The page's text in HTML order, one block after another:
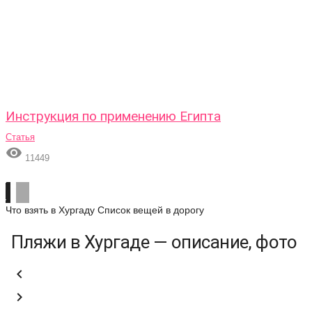
Инструкция по применению Египта
Статья
 11449
Что взять в Хургаду Список вещей в дорогу
Пляжи в Хургаде — описание, фото

